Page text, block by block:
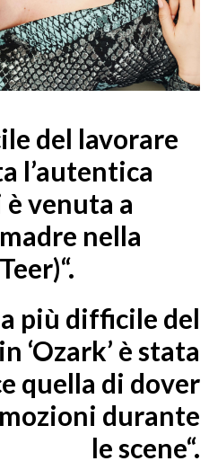
del lavorare
l’autentica
venuta a
nella
“.
più difficile del
‘Ozark’ è stata
quella di dover
durante
le scene“.